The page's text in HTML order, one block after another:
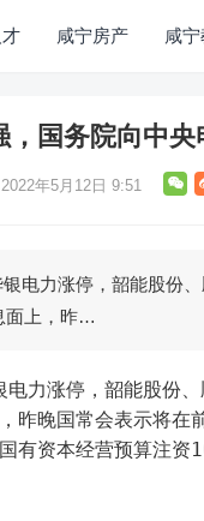
咸宁房产 咸
，国务院向中
2022年5月12日 9:51
电力涨停，韶能股份
面上，昨…
力涨停，韶能股份
昨晚国常会表示将
有资本经营预算注资